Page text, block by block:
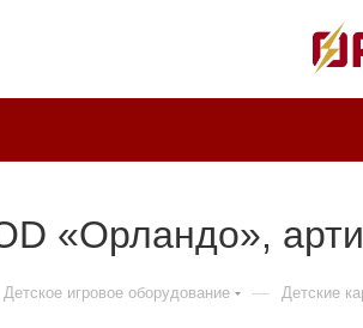
«Орландо»,
Детское игровое оборудование — Детские